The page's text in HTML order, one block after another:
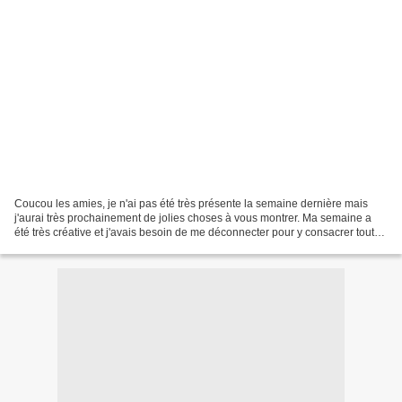
Coucou les amies, je n'ai pas été très présente la semaine dernière mais
j'aurai très prochainement de jolies choses à vous montrer. Ma semaine a
été très créative et j'avais besoin de me déconnecter pour y consacrer tout